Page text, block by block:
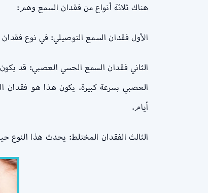
هناك ثلاثة أنواع من فقدان السمع وهم:
الأول فقدان السمع التوصيلي: في نوع
الثاني فقدان السمع الحسي العصبي: قد
أيام.
الثالث الفقدان المختلط: يحدث هذا النوع